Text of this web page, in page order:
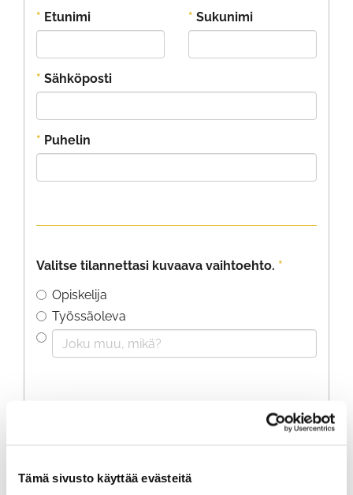
Tämä sivusto käyttää evästeitä
* Etunimi * Sukunimi
* Sähköposti
* Puhelin
Valitse tilannettasi kuvaava vaihtoehto. *
Opiskelija
Työssäoleva
Opinnäytetyö - Omistajastrategia